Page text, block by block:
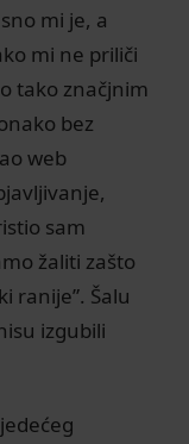
mi je, a
mi ne priliči
tako značjnim
bez
web
sam
žaliti zašto
ranije”. Šalu
izgubili